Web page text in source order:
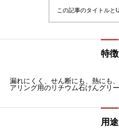
この記事のタイトルと
特徴
漏れにくく、せん断にも、熱にも
アリング用のリチウム石けんグリー
用途